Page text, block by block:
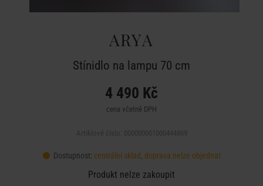
ARYA
Stínidlo na lampu 70 cm
4 490 Kč
cena včetně DPH
Dostupnost: centrální sklad, doprava nelze objednat
Produkt nelze zakoupit